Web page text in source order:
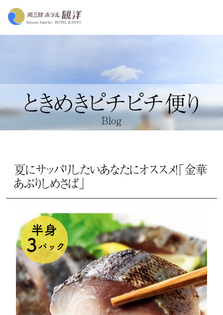
ときめきピチピチ便り
Blog
夏にサッパリしたいあなたにオススメ！「金華
あぶりしめさば」